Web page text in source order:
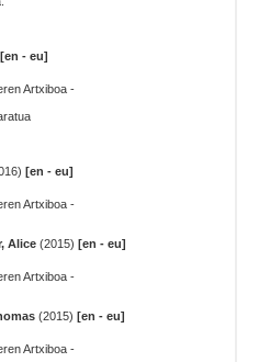
[en - eu]
Artxiboa -
[en - eu]
Artxiboa -
Alice (2015)[en - eu]
Artxiboa -
(2015)[en - eu]
Artxiboa -